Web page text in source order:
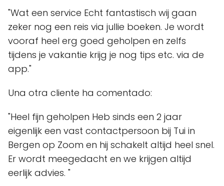
"Wat een service Echt fantastisch wij gaan
zeker nog een reis via jullie boeken. Je wordt
vooraf heel erg goed geholpen en zelfs
tijdens je vakantie krijg je nog tips etc. via de
app."
Una otra cliente ha comentado:
"Heel fijn geholpen Heb sinds een 2 jaar
eigenlijk een vast contactpersoon bij Tui in
Bergen op Zoom en hij schakelt altijd heel snel.
Er wordt meegedacht en we krijgen altijd
eerlijk advies. "